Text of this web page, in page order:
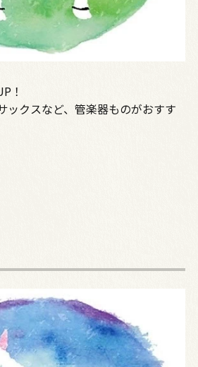
！
ックスなど、管楽器ものがおすす